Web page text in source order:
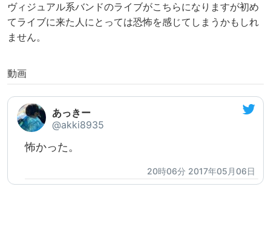
ヴィジュアル系バンドのライブがこちらになりますが初め
てライブに来た人にとっては恐怖を感じてしまうかもしれ
ません。
動画
あっきー
@akki8935
怖かった。
20時06分 2017年05月06日